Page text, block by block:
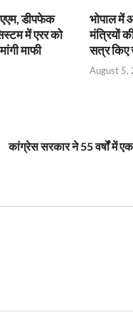
डीपफेक
में एरर को
माफी
भोपाल में
मंत्रियों
सत्र किए
August 5,
कांग्रेस सरकार ने 55 वर्षों में